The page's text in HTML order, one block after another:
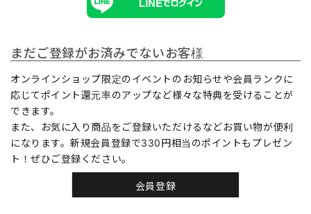
まだご登録がお済みでないお客様
オンラインショップ限定のイベントのお知らせや会員ランクに
応じてポイント還元率のアップなど様々な特典を受けることが
できます。
また、お気に入り商品をご登録いただけるなどお買い物が便利
になります。新規会員登録で330円相当のポイントもプレゼン
ト！ぜひご登録ください。
会員登録